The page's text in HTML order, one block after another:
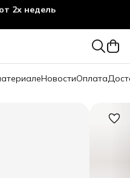
2х недель
НовостиОплата